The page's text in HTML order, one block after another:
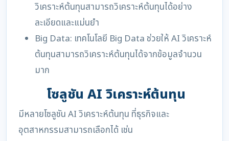
วิเคราะห์ต้นทุนสามารถวิเคราะห์ต้นทุนได้อย่าง
ละเอียดและแม่นยำ
Big Data: เทคโนโลยี Big Data ช่วยให้ AI วิเคราะห์
ต้นทุนสามารถวิเคราะห์ต้นทุนได้จากข้อมูลจำนวน
มาก
โซลูชัน AI วิเคราะห์ต้นทุน
มีหลายโซลูชัน AI วิเคราะห์ต้นทุน ที่ธุรกิจและ
อุตสาหกรรมสามารถเลือกได้ เช่น